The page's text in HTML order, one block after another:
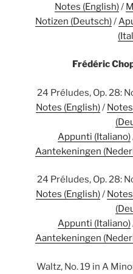
Notes (English)/
Notizen (Deutsch)/
Frédéric
24 Préludes, Op. 28:
Notes (English)/
Appunti (Italiano)
Aantekeningen
24 Préludes, Op. 28:
Notes (English)/
Appunti (Italiano)
Aantekeningen
Waltz, No. 19 in A